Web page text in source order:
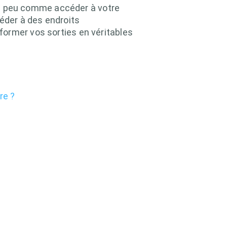
comme accéder à votre
à des endroits
vos sorties en véritables
?